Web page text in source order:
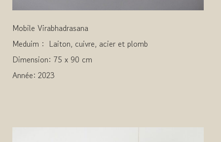
Mobile Virabhadrasana
Meduim : Laiton, cuivre, acier et plomb
Dimension: 75 x 90 cm
Année: 2023